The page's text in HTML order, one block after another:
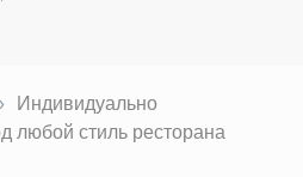
Индивидуально
любой стиль ресторана